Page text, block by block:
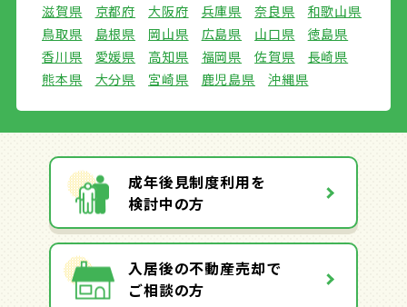
滋賀県
京都府 大阪府 兵庫県 奈良県
和歌山県
鳥取県
島根県 岡山県 広島県 山口県
徳島県
香川県
愛媛県 高知県 福岡県 佐賀県
長崎県
熊本県
大分県 宮崎県 鹿児島県 沖縄県
成年後見制度利用を
検討中の方
入居後の不動産売却で
ご相談の方